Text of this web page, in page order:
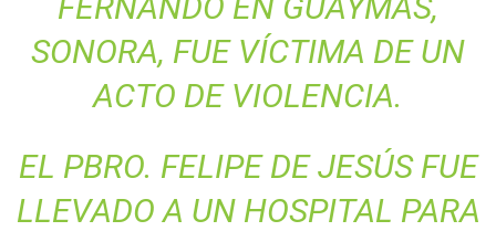
SONORA, FUE VÍCTIMA DE UN
ACTO DE VIOLENCIA.
EL PBRO. FELIPE DE JESÚS FUE
LLEVADO A UN HOSPITAL PARA